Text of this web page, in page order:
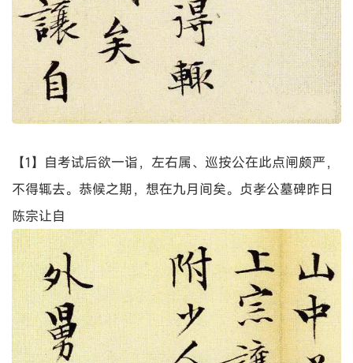
【1】自考试后欲一诣，左右属、巡按公在此点闸颇严，
不得辄去。恭候之期，想在九月间矣。贞孝公墓碑昨日
陈宗让自